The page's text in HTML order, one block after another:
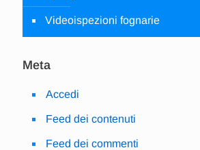
Videoispezioni fognarie
Meta
Accedi
Feed dei contenuti
Feed dei commenti